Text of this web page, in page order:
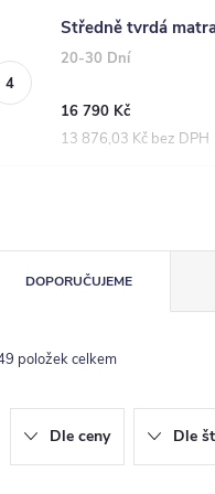
Středně tvrdá
20-30 Dní
16 790 Kč
13 876,03 Kč bez DPH
DOPORUČUJEME
položek celkem
Dle ceny Dle